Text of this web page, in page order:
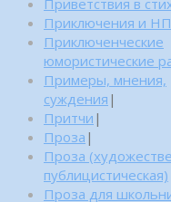
Приветствия в
Приключения и
Приключенческие
юмористические
Примеры, мнения,
суждения |
Притчи |
Проза |
Проза
публицистическая)
Проза для